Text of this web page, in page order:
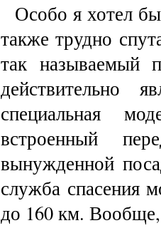
Особо я хотел
также трудно
так называемый
действительно
специальная
встроенный
вынужденной
служба спасения
до 160 км. Вообще,